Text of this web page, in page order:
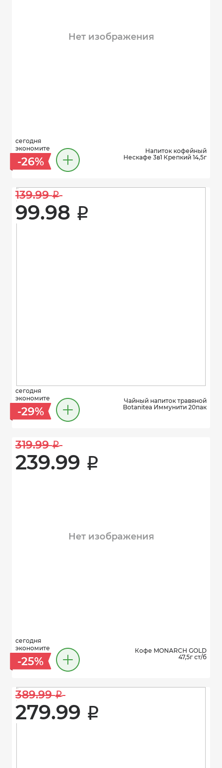
Нет изображения
сегодня
экономите
-26%
Напиток кофейный
Нескафе 3в1 Крепкий 14,5г
139.99 i
99.98 i
сегодня
экономите
-29%
Чайный напиток травяной
Botanitea Иммунити 20пак
319.99 i
239.99 i
Нет изображения
сегодня
экономите
-25%
Кофе MONARCH GOLD
47,5г ст/б
389.99 i
279.99 i